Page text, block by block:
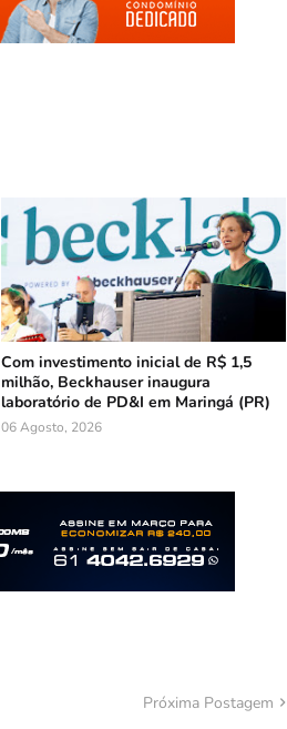
Com investimento inicial de R$ 1,5
milhão, Beckhauser inaugura
laboratório de PD&I em Maringá (PR)
06 Agosto, 2026
Próxima Postagem